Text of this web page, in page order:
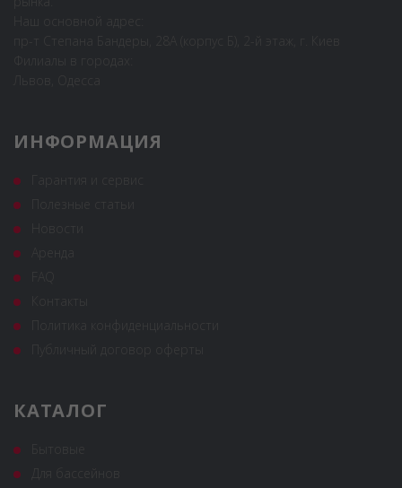
ИНФОРМАЦИЯ
КАТАЛОГ